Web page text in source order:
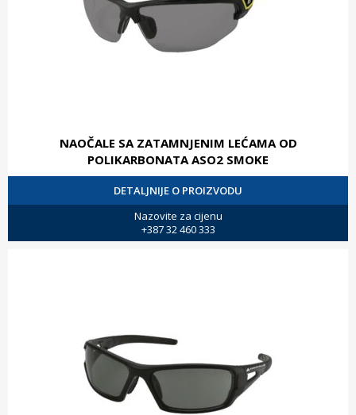
NAOČALE SA ZATAMNJENIM LEĆAMA OD
POLIKARBONATA ASO2 SMOKE
DETALJNIJE O PROIZVODU
Nazovite za cijenu
+387 32 460 333